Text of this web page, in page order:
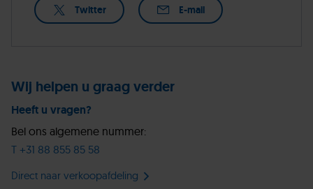
Twitter E-mail
Wij helpen u graag verder
Heeft u vragen?
Bel ons algemene nummer:
T +31 88 855 85 58
Direct naar verkoopafdeling